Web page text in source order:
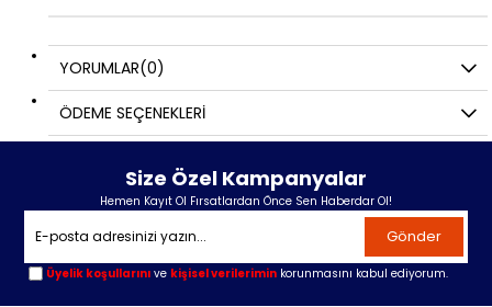
YORUMLAR(0)
ÖDEME SEÇENEKLERI
Size Özel Kampanyalar
Hemen Kayıt Ol Fırsatlardan Önce Sen Haberdar Ol!
Gönder
Üyelik koşullarını ve kişisel verilerimin korunmasını kabul ediyorum.